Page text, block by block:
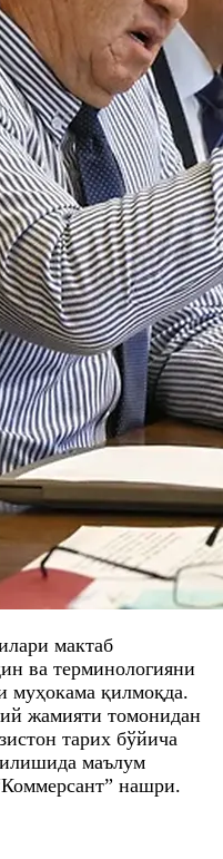
мактаб
ва терминологияни
муҳокама қилмоқда.
жамияти томонидан
тарих бўйича
маълум
нашри.